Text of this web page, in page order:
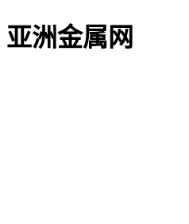
亚洲金属网